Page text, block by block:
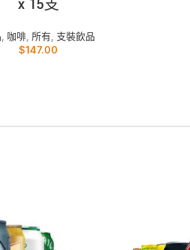
x 15支
咖啡, 所有, 支裝飲品
$147.00